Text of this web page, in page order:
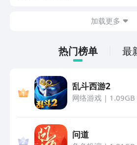
加载更多
热门榜单 最
乱斗西游2
网络游戏| 1.09GB
问道